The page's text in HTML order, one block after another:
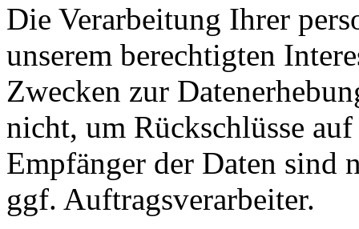
Die Verarbeitung Ihrer
unserem berechtigten
Zwecken zur
nicht, um Rückschlüsse
Empfänger der Daten sind
ggf. Auftragsverarbeiter.